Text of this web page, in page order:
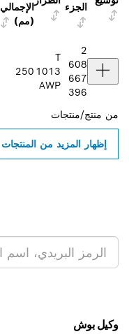
الجزء
الإجمالي
(مم)
2
608
667
396
T
1013
AWP
250
من منتج/منتجات
إظهار المزيد من المنتجات
وكيل بوش